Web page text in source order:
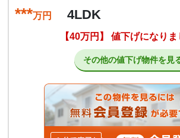
***万円 4LDK
【40万円】 値下げになりま
その他の値下げ物件を見